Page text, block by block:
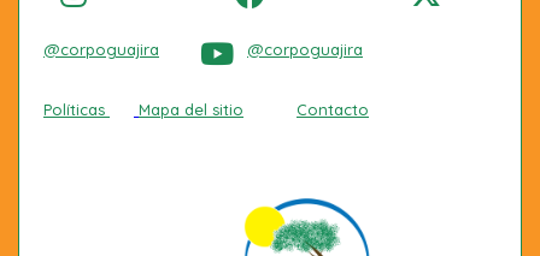
@corpoguajira @corpoguajira
Políticas Mapa del sitio Contacto